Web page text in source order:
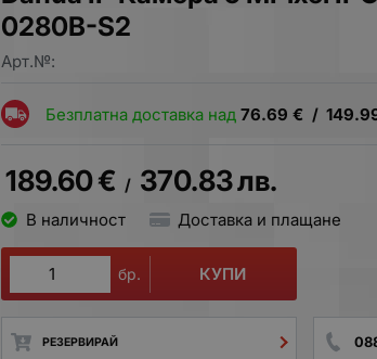
0280B-S2
Арт.№:
Безплатна доставка над76.69 € /
189.60€ / 370.83лв.
В наличност Доставка и плащане
бр. КУПИ
РЕЗЕРВИРАЙ